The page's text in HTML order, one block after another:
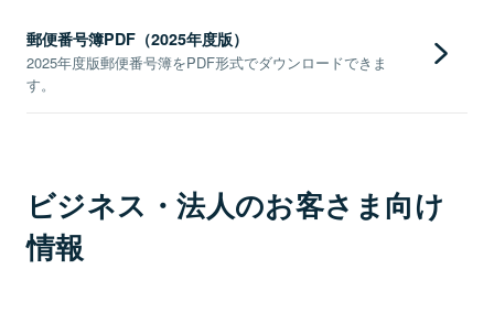
郵便番号簿PDF（2025年度版）
2025年度版郵便番号簿をPDF形式でダウンロードできま
す。
ビジネス・法人のお客さま向け
情報